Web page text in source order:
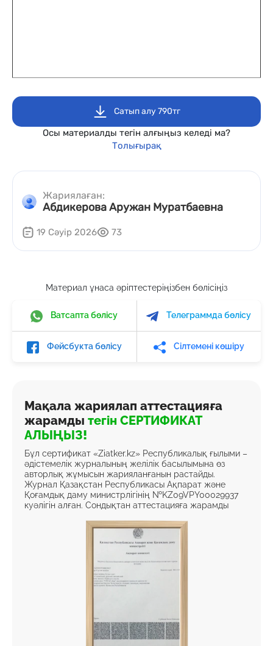
Сатып алу 790тг
Осы материалды тегін алғыңыз келеді ма?
Толығырақ
Жариялаған:
Абдикерова Аружан Муратбаевна
19 Сәуір 2026 73
Материал ұнаса әріптестеріңізбен бөлісіңіз
Ватсапта бөлісу Телеграммда бөлісу
Фейсбукта бөлісу Сілтемені көшіру
Мақала жариялап аттестацияға
жарамды тегін СЕРТИФИКАТ
АЛЫҢЫЗ!
Бұл сертификат «Ziatker.kz» Республикалық ғылыми –
әдістемелік журналының желілік басылымына өз
авторлық жұмысын жарияланғанын растайды.
Журнал Қазақстан Республикасы Ақпарат және
Қоғамдық даму министрлігінің №KZ09VPY00029937
куәлігін алған. Сондықтан аттестацияға жарамды